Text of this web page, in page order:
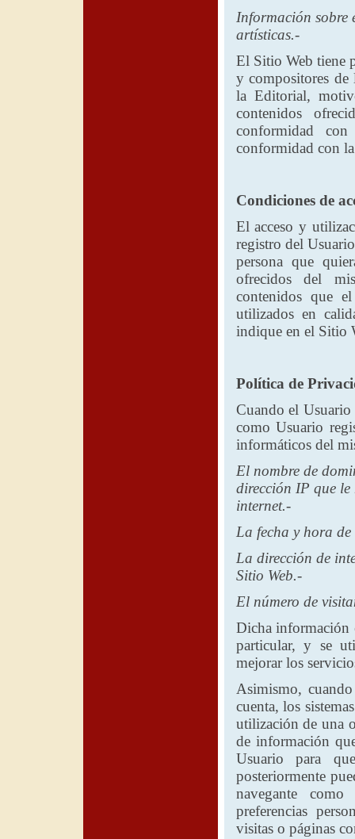
Información sobre
artísticas.-
El Sitio Web tiene
y compositores de
la Editorial,
contenidos
conformidad
conformidad con
Condiciones de
El acceso y
registro del
persona que
ofrecidos del
contenidos que
utilizados en
indique en el Sitio
Política de
Cuando el
como Usuario
informáticos del
El nombre de
dirección IP que
internet.-
La fecha y hora de
La dirección de
Sitio Web.-
El número de
Dicha información
particular, y se
mejorar los
Asimismo,
cuenta, los
utilización de una
de información
Usuario para
posteriormente
navegante
preferencias
visitas o páginas